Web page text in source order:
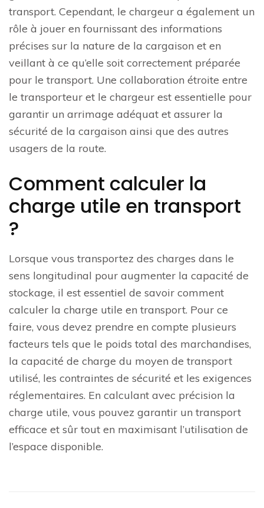
transport. Cependant, le chargeur a également un
rôle à jouer en fournissant des informations
précises sur la nature de la cargaison et en
veillant à ce qu’elle soit correctement préparée
pour le transport. Une collaboration étroite entre
le transporteur et le chargeur est essentielle pour
garantir un arrimage adéquat et assurer la
sécurité de la cargaison ainsi que des autres
usagers de la route.
Comment calculer la
charge utile en transport
?
Lorsque vous transportez des charges dans le
sens longitudinal pour augmenter la capacité de
stockage, il est essentiel de savoir comment
calculer la charge utile en transport. Pour ce
faire, vous devez prendre en compte plusieurs
facteurs tels que le poids total des marchandises,
la capacité de charge du moyen de transport
utilisé, les contraintes de sécurité et les exigences
réglementaires. En calculant avec précision la
charge utile, vous pouvez garantir un transport
efficace et sûr tout en maximisant l’utilisation de
l’espace disponible.